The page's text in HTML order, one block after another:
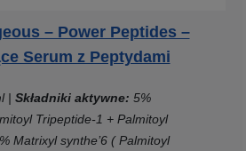
– Power Peptides –
Serum z Peptydami
| Składniki aktywne: 5%
Tripeptide-1 + Palmitoyl
Matrixyl synthe’6 ( Palmitoyl